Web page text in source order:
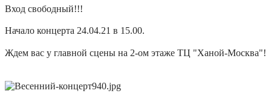
Вход свободный!!!
Начало концерта 24.04.21 в 15.00.
Ждем вас у главной сцены на 2-ом этаже ТЦ "Ханой-Москва"!